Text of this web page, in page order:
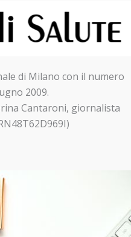
di Milano con il numero
2009.
Cantaroni, giornalista